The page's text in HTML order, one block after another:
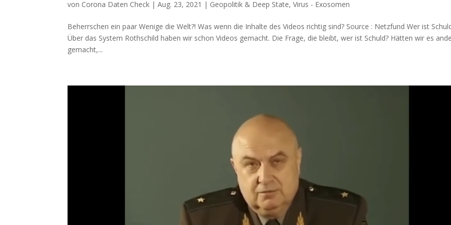
von Corona Daten Check |Aug. 23, 2021 | Geopolitik & Deep State,Virus - Exosomen
Beherrschen ein paar Wenige die Welt?! Was wenn die Inhal­te des Vide­os rich­tig sind? Source : Netzfund Wer ist
Über das Sys­tem Roth­schild haben wir schon Vide­os gemacht. Die Fra­ge, die bleibt, wer ist Schuld? Hät­ten wir es
gemacht,...